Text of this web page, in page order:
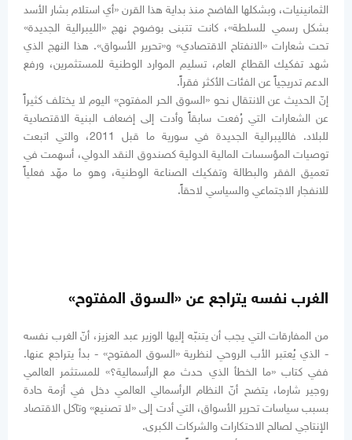
الثمانينيات، وبشكلها الفاضح منذ بداية هذا القرن «أي استلام بشار الأسد
بشكل رسمي للسلطة»، كانت تتبنى بوضوح نهج «الليبرالية الجديدة»
تحت شعارات «الانفتاح الاقتصادي» و«تحرير الأسواق». هذا النهج الذي
شهد تفكيك القطاع العام، تسليم الموارد الوطنية للمستثمرين، ورفع
الدعم تدريجياً عن الفئات الأكثر فقراً.
إنّ الحديث عن الانتقال نحو «السوق الحر المفتوح» اليوم لا يختلف كثيراً
عن الشعارات التي رُفعت سابقاً وأدت إلى إضعاف البنية الاقتصادية
للبلاد. فالليبرالية الجديدة في سورية ما قبل 2011، والتي اتبعت
توصيات المؤسسات المالية الدولية كصندوق النقد الدولي، أسهمت في
تعميق الفقر والبطالة وتفكيك الصناعة الوطنية، وهو ما مهّد فعلياً
للانفجار الاجتماعي والسياسي لاحقاً.
الغرب نفسه يتراجع عن «السوق المفتوح»
من المفارقات التي يجب أن يتنبّه إليها الوزير عبد العزيز، أنّ الغرب نفسه
- الذي يُعتبر الأب الروحي لنظرية «السوق المفتوح» - بدأ يتراجع عنها.
ففي كتاب «ما الخطأ الذي حدث مع الرأسمالية؟» للمستثمر العالمي
روجير شارما، يتضح أنّ النظام الرأسمالي العالمي دخل في أزمة حادة
بسبب سياسات تحرير الأسواق، التي أدت إلى «لا تصنيع» وتآكل الاقتصاد
الإنتاجي لصالح الاحتكارات والشركات الكبرى.